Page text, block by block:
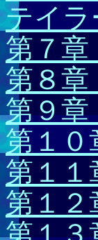
テイラ
第７章
第８章
第９章
第１０
第１１
第１２